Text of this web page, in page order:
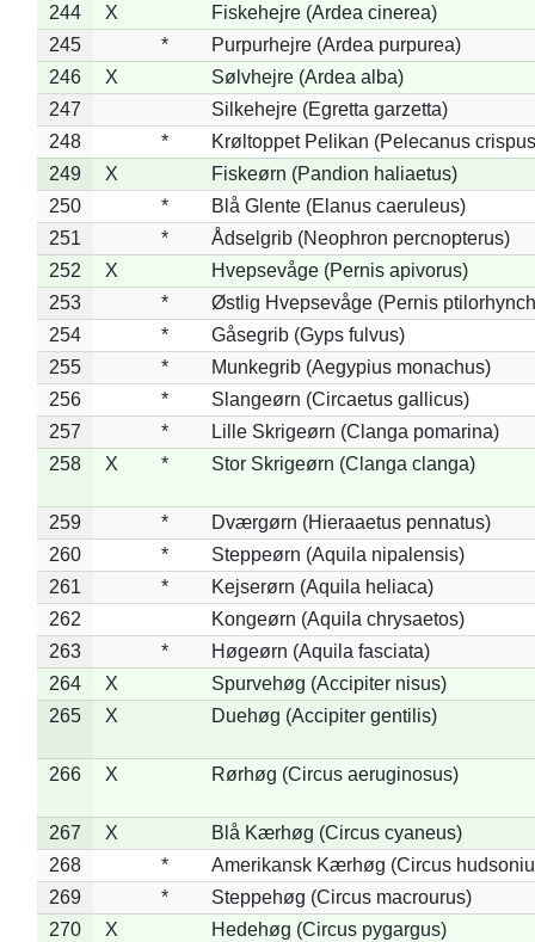
244
X
Fiskehejre (Ardea cinerea)
245
*
Purpurhejre (Ardea purpurea)
246
X
Sølvhejre (Ardea alba)
247
Silkehejre (Egretta garzetta)
248
*
Krøltoppet Pelikan (Pelecanus
249
X
Fiskeørn (Pandion haliaetus)
250
*
Blå Glente (Elanus caeruleus)
251
*
Ådselgrib (Neophron percnopterus)
252
X
Hvepsevåge (Pernis apivorus)
253
*
Østlig Hvepsevåge (Pernis
254
*
Gåsegrib (Gyps fulvus)
255
*
Munkegrib (Aegypius monachus)
256
*
Slangeørn (Circaetus gallicus)
257
*
Lille Skrigeørn (Clanga pomarina)
258
X * Stor Skrigeørn (Clanga clanga)
259 *
Dværgørn (Hieraaetus pennatus)
260
*
Steppeørn (Aquila nipalensis)
261
*
Kejserørn (Aquila heliaca)
262
Kongeørn (Aquila chrysaetos)
263
*
Høgeørn (Aquila fasciata)
264
X
Spurvehøg (Accipiter nisus)
265
X Duehøg (Accipiter gentilis)
266 X Rørhøg (Circus aeruginosus)
267 X
Blå Kærhøg (Circus cyaneus)
268
*
Amerikansk Kærhøg (Circus
269
*
Steppehøg (Circus macrourus)
270
X
Hedehøg (Circus pygargus)